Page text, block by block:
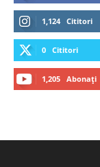
1,124 Cititori
0 Cititori
1,205 Abonați